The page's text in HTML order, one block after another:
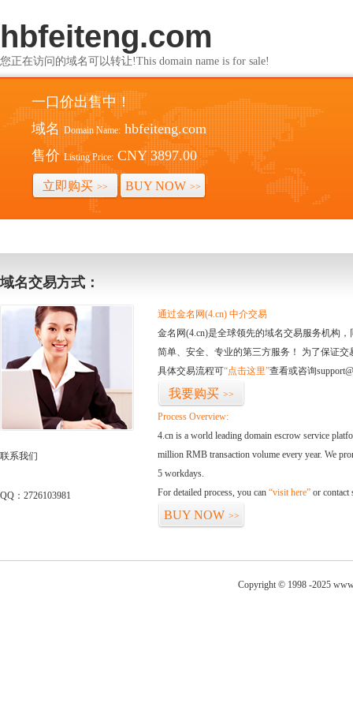
hbfeiteng.com
您正在访问的域名可以转让!This domain name is for sale!
一口价出售中！
域名 Domain Name: hbfeiteng.com
售价 Listing Price: CNY 3897.00
立即购买 >> BUY NOW >>
域名交易方式：
联系我们
QQ：2726103981
通过金名网(4.cn) 中介交易
金名网(4.cn)是全球领先的域名交易服务机构
简单、安全、专业的第三方服务！ 为了保证
具体交易流程可“点击这里”查看或咨询
我要购买 >>
Process Overview:
4.cn is a world leading domain escrow service
million RMB transaction volume every year. We
5 workdays.
For detailed process, you can “visit here” or contact
BUY NOW >>
Copyright © 1998 -2025